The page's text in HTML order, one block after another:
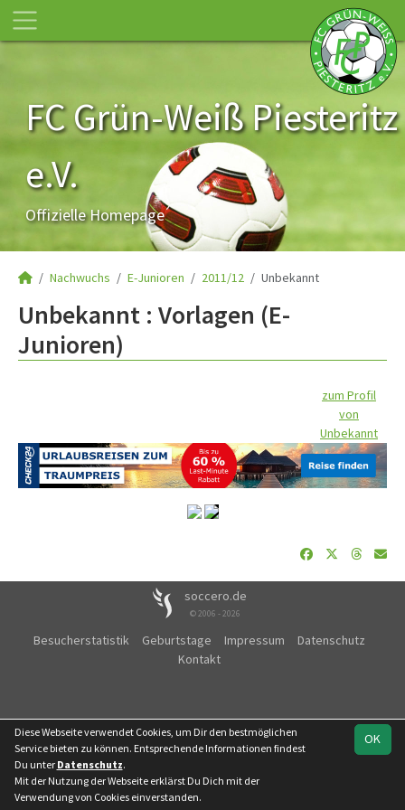
FC Grün-Weiß Piesteritz
e.V.
Offizielle Homepage
Nachwuchs E-Junioren 2011/12 Unbekannt
Unbekannt : Vorlagen (E-
Junioren)
zum Profil
von
Unbekannt
soccero.de
© 2006 - 2026
Besucherstatistik Geburtstage Impressum
Datenschutz
Kontakt
OK
Diese Webseite verwendet Cookies, um Dir den bestmöglichen
Service bieten zu können. Entsprechende Informationen findest
Du unter Datenschutz.
Mit der Nutzung der Webseite erklärst Du Dich mit der
Verwendung von Cookies einverstanden.